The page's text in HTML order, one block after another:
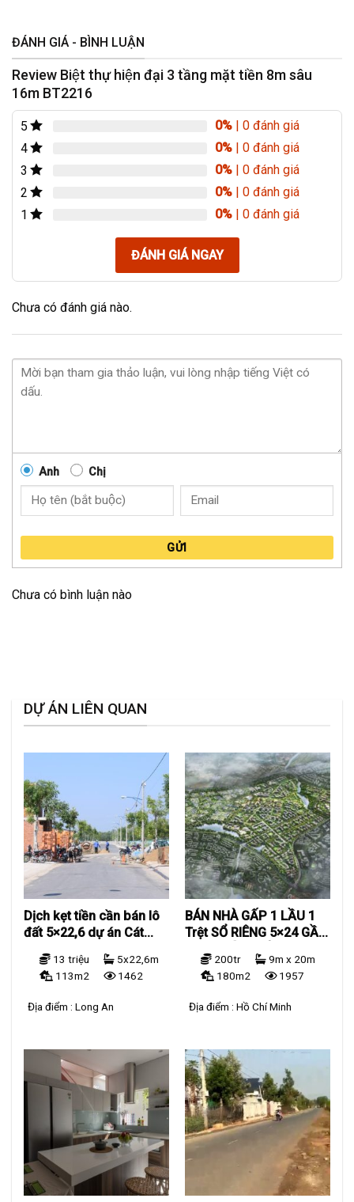
ĐÁNH GIÁ - BÌNH LUẬN
Review Biệt thự hiện đại 3 tầng mặt tiền 8m sâu
16m BT2216
5 0% | 0 đánh giá
4
0% | 0 đánh giá
3
0% | 0 đánh giá
2
0% | 0 đánh giá
1
0% | 0 đánh giá
ĐÁNH GIÁ NGAY
Chưa có đánh giá nào.
Anh Chị
GỬI
Chưa có bình luận nào
DỰ ÁN LIÊN QUAN
Dịch kẹt tiền cần bán lô
đất 5×22,6 dự án Cát
13 triệu
5x22,6m
113m2
1462
Địa điểm : Long An
BÁN NHÀ GẤP 1 LẦU 1
Trệt SỔ RIÊNG 5×24 GẦN
LIÊU200tr
9m x 20m
180m2
1957
Địa điểm : Hồ Chí Minh